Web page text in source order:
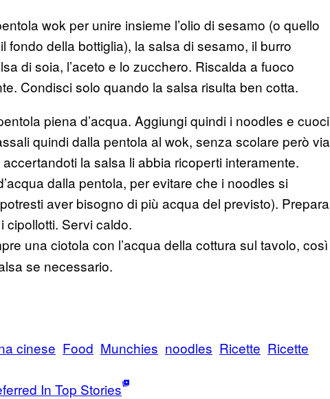
wok per unire insieme l’olio di sesamo (o quello
fondo della bottiglia), la salsa di sesamo, il burro
di soia, l’aceto e lo zucchero. Riscalda a fuoco
Condisci solo quando la salsa risulta ben cotta.
piena d’acqua. Aggiungi quindi i noodles e cuoci
quindi dalla pentola al wok, senza scolare però via
la salsa li abbia ricoperti interamente.
dalla pentola, per evitare che i noodles si
aver bisogno di più acqua del previsto). Prepara
cipollotti. Servi caldo.
una ciotola con l’acqua della cottura sul tavolo, così
se necessario.
cinese Food Munchies noodles Ricette Ricette
In Top Stories